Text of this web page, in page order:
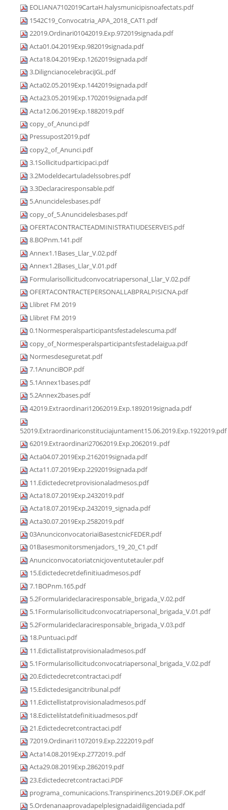
EOLIANA7102019CartaH.halysmunicipisnoafectats.pdf
1542C19_Convocatria_APA_2018_CAT1.pdf
22019.Ordinari01042019.Exp.972019signada.pdf
Acta01.04.2019Exp.982019signada.pdf
Acta18.04.2019Exp.1262019signada.pdf
3.DiligncianocelebraciJGL.pdf
Acta02.05.2019Exp.1442019signada.pdf
Acta23.05.2019Exp.1702019signada.pdf
Acta12.06.2019Exp.1882019.pdf
copy_of_Anunci.pdf
Pressupost2019.pdf
copy2_of_Anunci.pdf
3.1Sollicitudparticipaci.pdf
3.2Modeldecartuladelssobres.pdf
3.3Declaraciresponsable.pdf
5.Anuncidelesbases.pdf
copy_of_5.Anuncidelesbases.pdf
OFERTACONTRACTEADMINISTRATIUDESERVEIS.pdf
8.BOPnm.141.pdf
Annex1.1Bases_Llar_V.02.pdf
Annex1.2Bases_Llar_V.01.pdf
Formularisollicitudconvocatriapersonal_Llar_V.02.pdf
OFERTACONTRACTEPERSONALLABPRALPISICNA.pdf
Llibret FM 2019
Llibret FM 2019
0.1Normesperalsparticipantsfestadelescuma.pdf
copy_of_Normesperalsparticipantsfestadelaigua.pdf
Normesdeseguretat.pdf
7.1AnunciBOP.pdf
5.1Annex1bases.pdf
5.2Annex2bases.pdf
42019.Extraordinari12062019.Exp.1892019signada.pdf
52019.Extraordinariconstituciajuntament15.06.2019.Exp.1922019.pdf
62019.Extraordinari27062019.Exp.2062019..pdf
Acta04.07.2019Exp.2162019signada.pdf
Acta11.07.2019Exp.2292019signada.pdf
11.Edictedecretprovisionaladmesos.pdf
Acta18.07.2019Exp.2432019.pdf
Acta18.07.2019Exp.2432019_signada.pdf
Acta30.07.2019Exp.2582019.pdf
03AnunciconvocatoriaiBasestcnicFEDER.pdf
01Basesmonitorsmenjadors_19_20_C1.pdf
Anunciconvocatoriatcnicjoventutetauler.pdf
15.Edictedecretdefinitiuadmesos.pdf
7.1BOPnm.165.pdf
5.2Formularideclaraciresponsable_brigada_V.02.pdf
5.1Formularisollicitudconvocatriapersonal_brigada_V.01.pdf
5.2Formularideclaraciresponsable_brigada_V.03.pdf
18.Puntuaci.pdf
11.Edictallistatprovisionaladmesos.pdf
5.1Formularisollicitudconvocatriapersonal_brigada_V.02.pdf
20.Edictedecretcontractaci.pdf
15.Edictedesigancitribunal.pdf
11.Edictellistatprovisionaladmesos.pdf
18.Edictelilstatdefinitiuadmesos.pdf
21.Edictedecretcontractaci.pdf
72019.Ordinari11072019.Exp.2222019.pdf
Acta14.08.2019Exp.2772019..pdf
Acta29.08.2019Exp.2862019.pdf
23.Edictedecretcontractaci.PDF
programa_comunicacions.Transpirinencs.2019.DEF.OK.pdf
5.Ordenanaaprovadapelplesignadaidiligenciada.pdf